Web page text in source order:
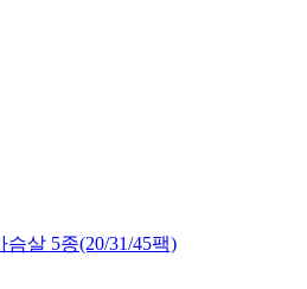
살 5종(20/31/45팩)